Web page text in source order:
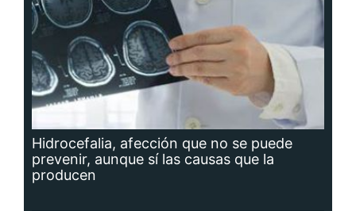
Hidrocefalia, afección que no se puede
prevenir, aunque sí las causas que la
producen